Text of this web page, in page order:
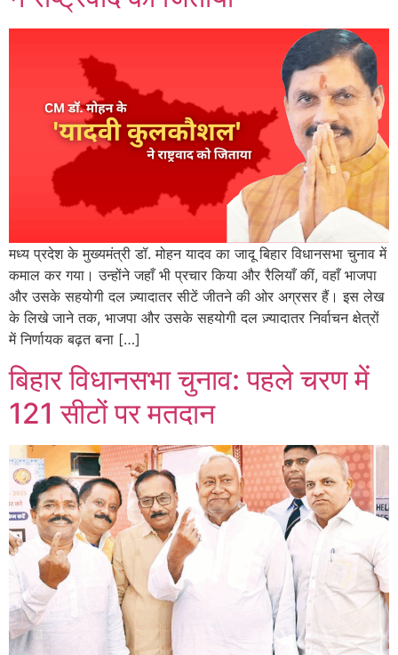
मध्य प्रदेश के मुख्यमंत्री डॉ. मोहन यादव का जादू बिहार विधानसभा चुनाव में
कमाल कर गया। उन्होंने जहाँ भी प्रचार किया और रैलियाँ कीं, वहाँ भाजपा
और उसके सहयोगी दल ज़्यादातर सीटें जीतने की ओर अग्रसर हैं। इस लेख
के लिखे जाने तक, भाजपा और उसके सहयोगी दल ज़्यादातर निर्वाचन क्षेत्रों
में निर्णायक बढ़त बना […]
बिहार विधानसभा चुनाव: पहले चरण में
121 सीटों पर मतदान